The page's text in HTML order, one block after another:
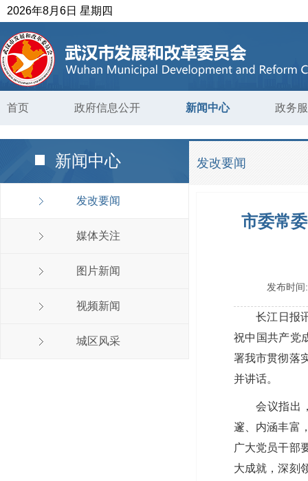
2026年8月6日 星期四
首页 政府信息公开 新闻中心 政务
新闻中心
发改要闻
媒体关注
图片新闻
视频新闻
城区风采
发改要闻
市委常
发布时
长江日报
祝中国共产党
署我市贯彻落
并讲话。
会议指出
邃、内涵丰富
广大党员干部
大成就，深刻